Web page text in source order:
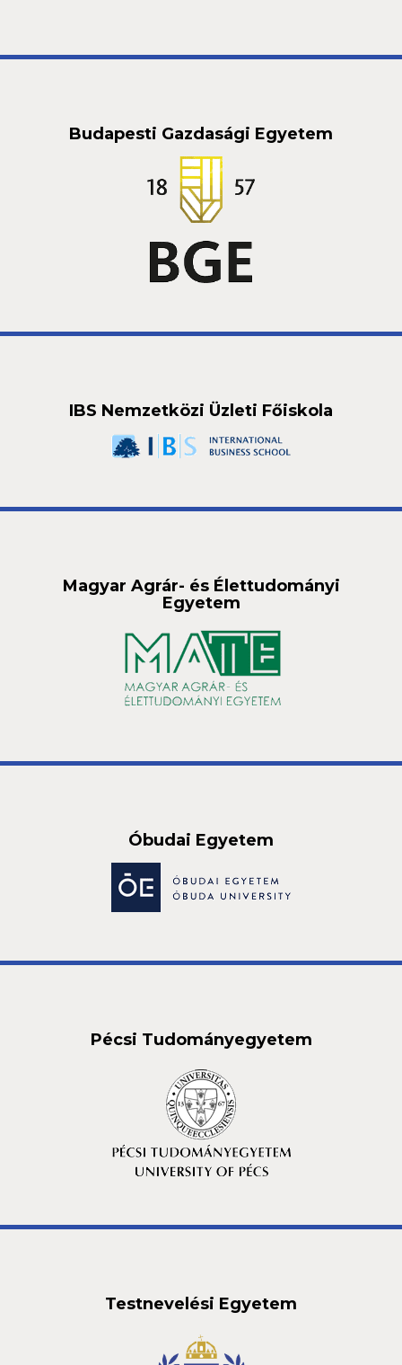
Budapesti Gazdasági Egyetem
IBS Nemzetközi Üzleti Főiskola
Magyar Agrár- és Élettudományi
Egyetem
Óbudai Egyetem
Pécsi Tudományegyetem
Testnevelési Egyetem